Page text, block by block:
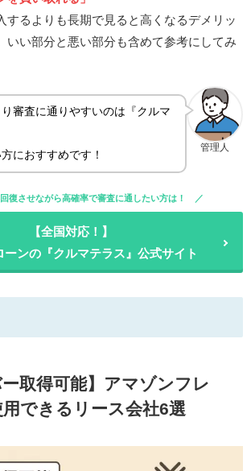
するよりも長期で見ると高くなるデメリッ
いい部分と悪い部分も含めて参考にしてみ
管理人
審査に通りやすいのは『クルマ
におすすめです！
復させながら高確率で審査に通したい方は！
【全国対応！】
ーンの『クルマテラス』公式サイト
ー取得可能】アマゾンフレ
できるリース会社6選